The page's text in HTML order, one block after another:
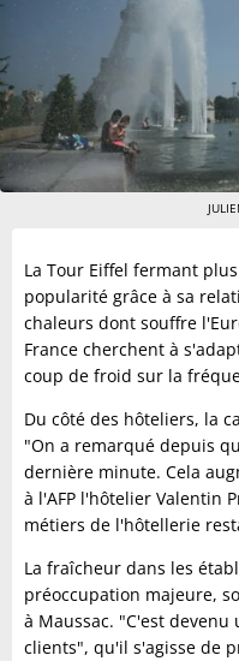
La Tour Eiffel fermant
popularité grâce à sa
chaleurs dont souffre
France cherchent à
coup de froid sur la
Du côté des hôteliers, la
"On a remarqué depuis
dernière minute. Cela
à l'AFP l'hôtelier Valentin
métiers de l'hôtellerie
La fraîcheur dans les
préoccupation majeure,
à Maussac. "C'est
clients", qu'il s'agisse de